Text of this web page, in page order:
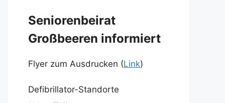
Seniorenbeirat
Großbeeren informiert
Flyer zum Ausdrucken (Link)
Defibrillator-Standorte